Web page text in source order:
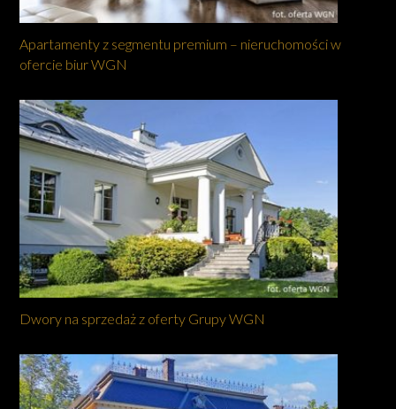
Apartamenty z segmentu premium – nieruchomości w
ofercie biur WGN
Dwory na sprzedaż z oferty Grupy WGN